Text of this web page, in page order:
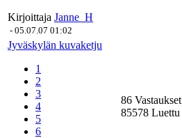
Kirjoittaja Janne_H
- 05.07.07 01:02
Jyväskylän kuvaketju
1
2
3
4
5
6
86 Vastaukset
85578 Luettu